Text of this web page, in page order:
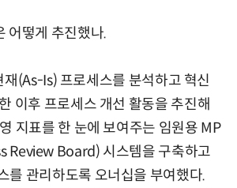
어떻게 추진했나.
(As-Is) 프로세스를 분석하고 혁신
이후 프로세스 개선 활동을 추진해
지표를 한 눈에 보여주는 임원용 MP
Review Board) 시스템을 구축하고
를 관리하도록 오너십을 부여했다.